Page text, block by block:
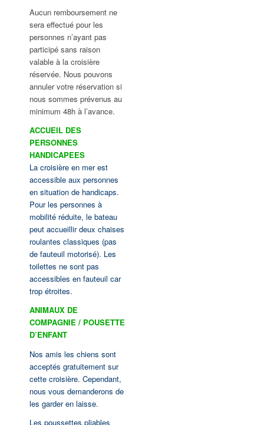
Aucun remboursement ne
sera effectué pour les
personnes n’ayant pas
participé sans raison
valable à la croisière
réservée. Nous pouvons
annuler votre réservation si
nous sommes prévenus au
minimum 48h à l’avance.
ACCUEIL DES
PERSONNES
HANDICAPEES
La croisière en mer est
accessible aux personnes
en situation de handicaps.
Pour les personnes à
mobilité réduite, le bateau
peut accueillir deux chaises
roulantes classiques (pas
de fauteuil motorisé). Les
toilettes ne sont pas
accessibles en fauteuil car
trop étroites.
ANIMAUX DE
COMPAGNIE / POUSETTE
D’ENFANT
Nos amis les chiens sont
acceptés gratuitement sur
cette croisière. Cependant,
nous vous demanderons de
les garder en laisse.
Les poussettes pliables